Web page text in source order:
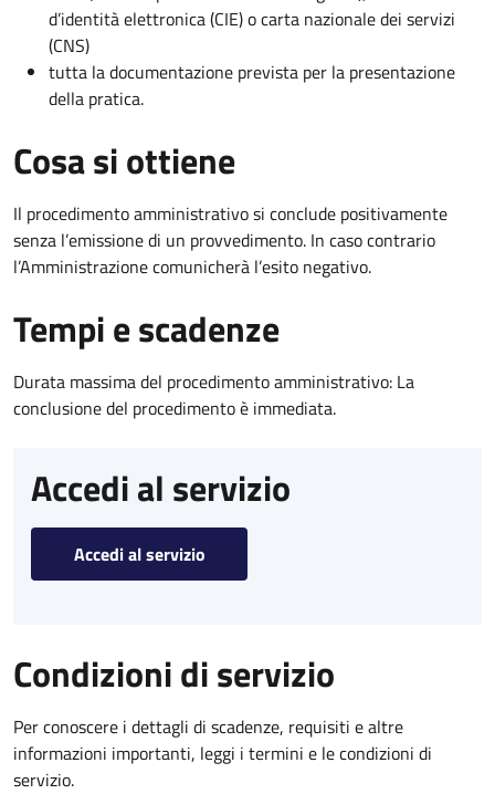
d’identità elettronica (CIE) o carta nazionale dei servizi
(CNS)
tutta la documentazione prevista per la presentazione
della pratica.
Cosa si ottiene
Il procedimento amministrativo si conclude positivamente
senza l’emissione di un provvedimento. In caso contrario
l’Amministrazione comunicherà l’esito negativo.
Tempi e scadenze
Durata massima del procedimento amministrativo: La
conclusione del procedimento è immediata.
Accedi al servizio
Accedi al servizio
Condizioni di servizio
Per conoscere i dettagli di scadenze, requisiti e altre
informazioni importanti, leggi i termini e le condizioni di
servizio.